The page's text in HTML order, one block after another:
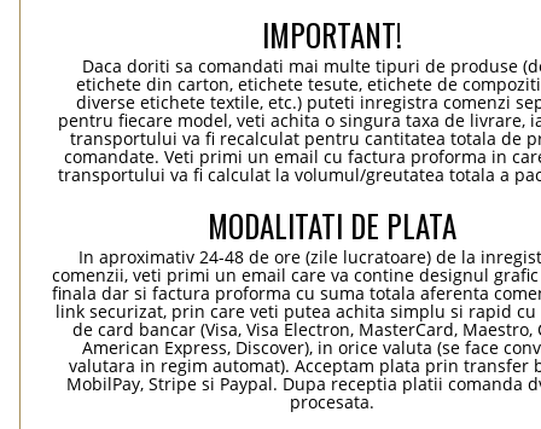
IMPORTANT!
Daca doriti sa comandati mai multe tipuri de produse
etichete din carton, etichete tesute, etichete de
diverse etichete textile, etc.) puteti inregistra comenzi
pentru fiecare model, veti achita o singura taxa de livrare,
transportului va fi recalculat pentru cantitatea totala de
comandate. Veti primi un email cu factura proforma in
transportului va fi calculat la volumul/greutatea totala a
MODALITATI DE PLATA
In aproximativ 24-48 de ore (zile lucratoare) de la
comenzii, veti primi un email care va contine designul
finala dar si factura proforma cu suma totala aferenta
link securizat, prin care veti putea achita simplu si rapid
de card bancar (Visa, Visa Electron, MasterCard, Maestro,
American Express, Discover), in orice valuta (se face
valutara in regim automat). Acceptam plata prin transfer
MobilPay, Stripe si Paypal. Dupa receptia platii comanda
procesata.